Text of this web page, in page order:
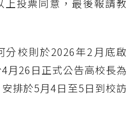
上投票同意，最後報請教
分校則於2026年2月底啟
月26日正式公告高校長為
排於5月4日至5日到校訪